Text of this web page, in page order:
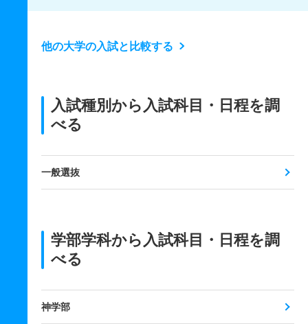
他の大学の入試と比較する
入試種別から入試科目・日程を調
べる
一般選抜
学部学科から入試科目・日程を調
べる
神学部